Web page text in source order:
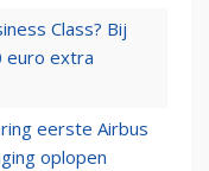
Class? Bij
euro extra
eerste Airbus
oplopen